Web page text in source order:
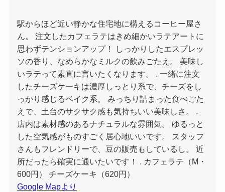
駅からほど近い静かな住宅地に構えるコーヒー屋さ
ん。 注文したカフェラテはきめ細かいラテアートに
思わずテンションアップ！ しっかりしたエスプレッ
ソの香り、なめらかなミルクの飲みごたえ。 美味し
いラテって素直に言いたくなります。 . 一緒に注文
したチーズケーキは濃厚しっとり系で、チーズをし
っかり感じるベイク系。 みっちり詰まった食べごた
えで、土台のサクサク感も気持ちいい美味しさ。 .
店内は素材感のあるナチュラルな雰囲気。 ゆるっと
した空気感がものすごく居心地いいです。 スタッフ
さんもフレンドリーで、豆の販売もしているし。 近
所だったら確実に通いたいです！ . カフェラテ（M・
600円） チーズケーキ（620円）
Google Mapより